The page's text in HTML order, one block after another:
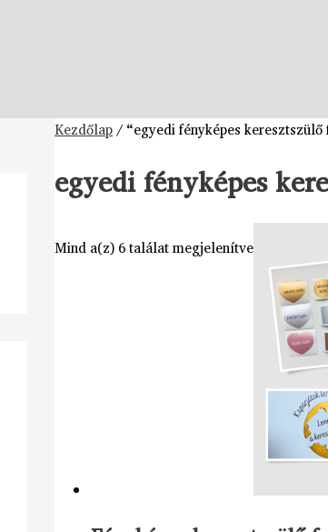
Kezdőlap/ “egyedi fényképes
egyedi fényképes
Mind a(z) 6 találat megjelenítve